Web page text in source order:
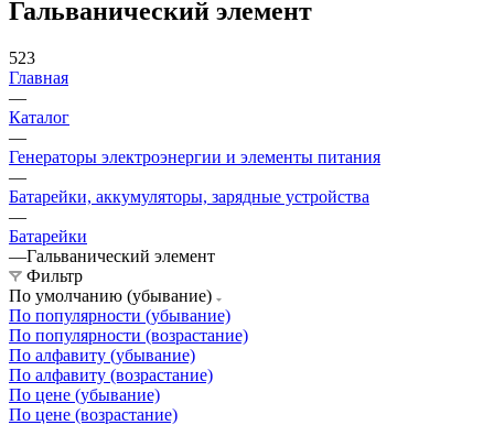
Гальванический элемент
523
Главная
—
Каталог
—
Генераторы электроэнергии и элементы питания
—
Батарейки, аккумуляторы, зарядные устройства
—
Батарейки
—Гальванический элемент
Фильтр
По умолчанию (убывание)
По популярности (убывание)
По популярности (возрастание)
По алфавиту (убывание)
По алфавиту (возрастание)
По цене (убывание)
По цене (возрастание)